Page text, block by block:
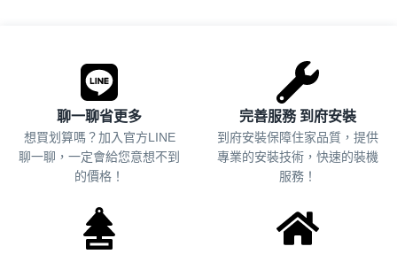
聊一聊省更多
想買划算嗎？加入官方LINE
聊一聊，一定會給您意想不到
的價格！
完善服務 到府安裝
到府安裝保障住家品質，提供
專業的安裝技術，快速的裝機
服務！